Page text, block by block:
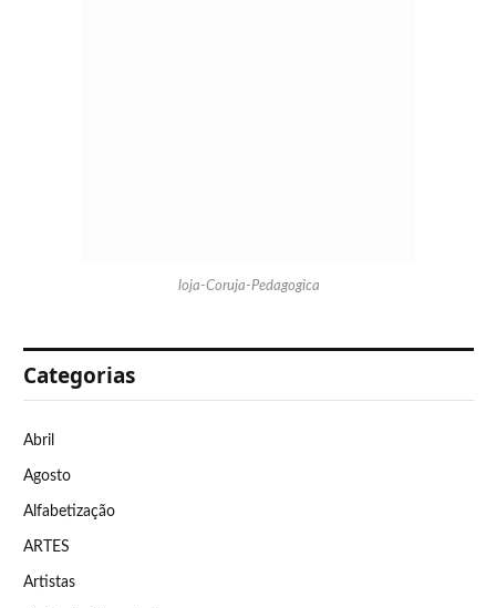
loja-Coruja-Pedagogica
Categorias
Abril
Agosto
Alfabetização
ARTES
Artistas